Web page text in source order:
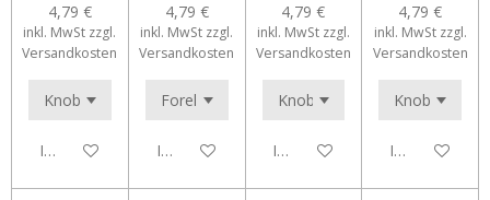
4,79 €
inkl. MwSt zzgl.
Versandkosten
In den Warenkorb
4,79 €
inkl. MwSt zzgl.
Versandkosten
In den Warenkorb
4,79 €
inkl. MwSt zzgl.
Versandkosten
In den Warenkorb
4,79 €
inkl. MwSt zzgl.
Versandkosten
In den